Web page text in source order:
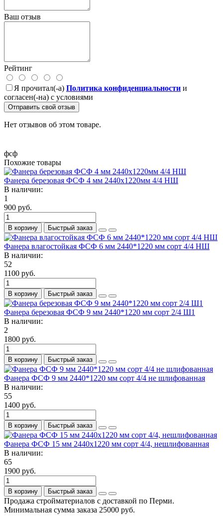
Ваш отзыв
Рейтинг
Я прочитал(-а) Политика конфиденциальности и
согласен(-на) с условиями
Отправить свой отзыв
Нет отзывов об этом товаре.
фсф
Похожие товары
Фанера березовая ФСФ 4 мм 2440х1220мм 4/4 НШ
В наличии:
1
900 руб.
В корзину Быстрый заказ
Фанера влагостойкая ФСФ 6 мм 2440*1220 мм сорт 4/4 НШ
В наличии:
52
1100 руб.
В корзину Быстрый заказ
Фанера березовая ФСФ 9 мм 2440*1220 мм сорт 2/4 Ш1
В наличии:
2
1800 руб.
В корзину Быстрый заказ
Фанера ФСФ 9 мм 2440*1220 мм сорт 4/4 не шлифованная
В наличии:
55
1400 руб.
В корзину Быстрый заказ
Фанера ФСФ 15 мм 2440х1220 мм сорт 4/4, нешлифованная
В наличии:
65
1900 руб.
В корзину Быстрый заказ
Продажа стройматериалов с доставкой по Перми.
Минимальная сумма заказа 25000 руб.